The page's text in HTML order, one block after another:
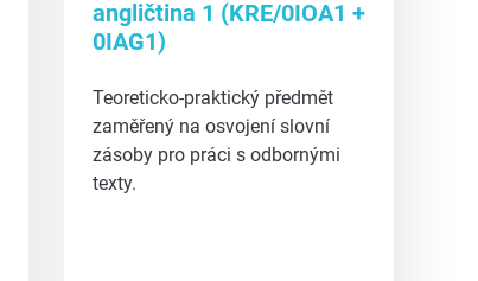
angličtina 1 (KRE/0IOA1 +
0IAG1)
Teoreticko-praktický předmět
zaměřený na osvojení slovní
zásoby pro práci s odbornými
texty.